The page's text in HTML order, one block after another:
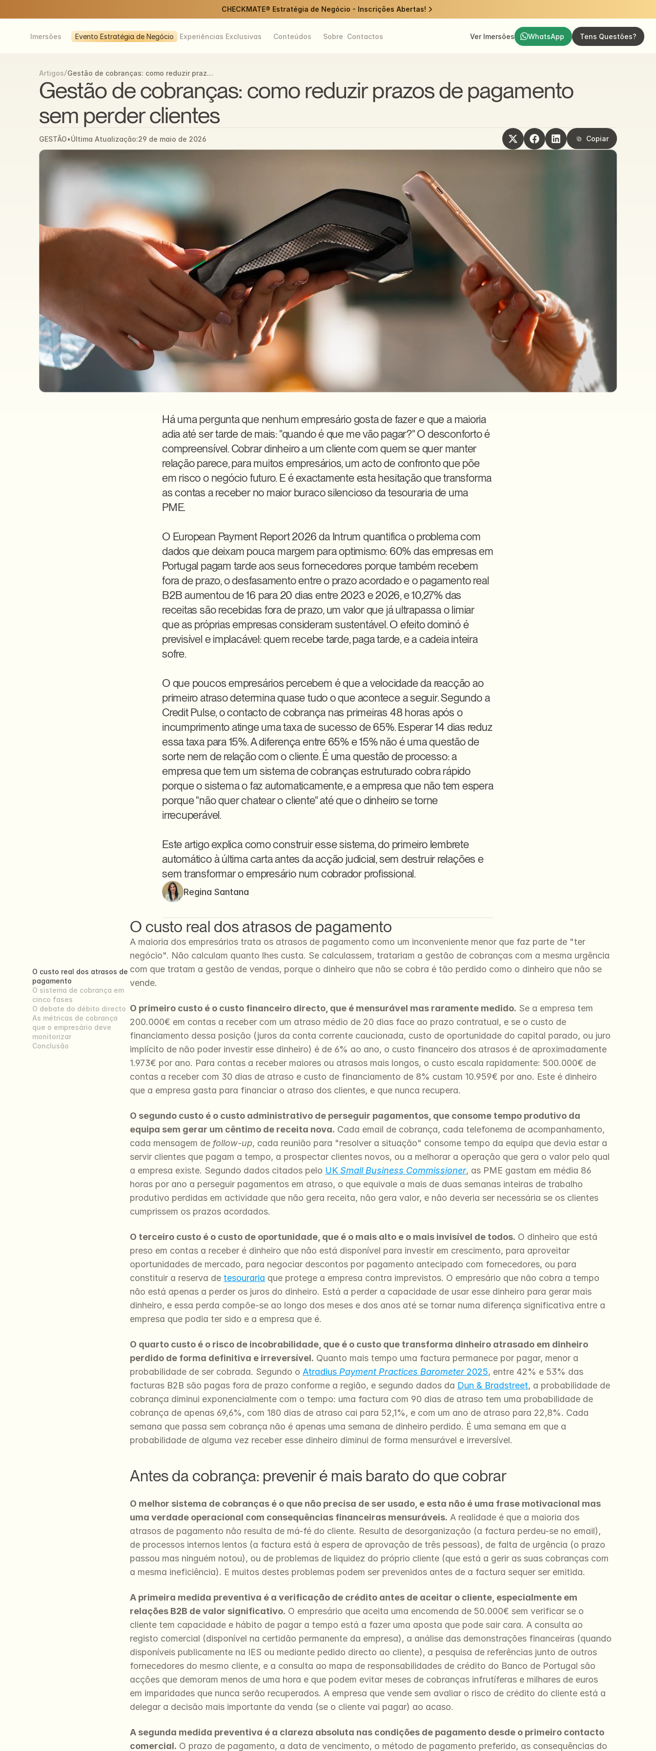
Imersões Evento Estratégia de Negócio Experiências Exclusivas Conteúdos Sobre Contactos Ver Imersões WhatsApp Tens Questões?
Artigos/Gestão de cobranças: como reduzir prazos
de pagamento sem perder clientes
Gestão de cobranças: como reduzir prazos de pagamento
sem perder clientes
GESTÃO•Última Atualização:29 de maio de 2026 Copiar
Copiar
Há uma pergunta que nenhum empresário gosta de fazer e que a maioria
adia até ser tarde de mais: "quando é que me vão pagar?" O desconforto é
compreensível. Cobrar dinheiro a um cliente com quem se quer manter
relação parece, para muitos empresários, um acto de confronto que põe
em risco o negócio futuro. E é exactamente esta hesitação que transforma
as contas a receber no maior buraco silencioso da tesouraria de uma
PME.
O European Payment Report 2026 da Intrum quantifica o problema com
dados que deixam pouca margem para optimismo: 60% das empresas em
Portugal pagam tarde aos seus fornecedores porque também recebem
fora de prazo, o desfasamento entre o prazo acordado e o pagamento real
B2B aumentou de 16 para 20 dias entre 2023 e 2026, e 10,27% das
receitas são recebidas fora de prazo, um valor que já ultrapassa o limiar
que as próprias empresas consideram sustentável. O efeito dominó é
previsível e implacável: quem recebe tarde, paga tarde, e a cadeia inteira
sofre.
O que poucos empresários percebem é que a velocidade da reacção ao
primeiro atraso determina quase tudo o que acontece a seguir. Segundo a
Credit Pulse, o contacto de cobrança nas primeiras 48 horas após o
incumprimento atinge uma taxa de sucesso de 65%. Esperar 14 dias reduz
essa taxa para 15%. A diferença entre 65% e 15% não é uma questão de
sorte nem de relação com o cliente. É uma questão de processo: a
empresa que tem um sistema de cobranças estruturado cobra rápido
porque o sistema o faz automaticamente, e a empresa que não tem espera
porque "não quer chatear o cliente" até que o dinheiro se torne
irrecuperável.
Este artigo explica como construir esse sistema, do primeiro lembrete
automático à última carta antes da acção judicial, sem destruir relações e
sem transformar o empresário num cobrador profissional.
Regina Santana
O custo real dos atrasos de
pagamento
O sistema de cobrança em
cinco fases
O debate do débito directo
As métricas de cobrança
que o empresário deve
monitorizar
Conclusão
O custo real dos atrasos de pagamento
A maioria dos empresários trata os atrasos de pagamento como um inconveniente menor que faz parte de "ter
negócio". Não calculam quanto lhes custa. Se calculassem, tratariam a gestão de cobranças com a mesma urgência
com que tratam a gestão de vendas, porque o dinheiro que não se cobra é tão perdido como o dinheiro que não se
vende.
O primeiro custo é o custo financeiro directo, que é mensurável mas raramente medido. Se a empresa tem
200.000€ em contas a receber com um atraso médio de 20 dias face ao prazo contratual, e se o custo de
financiamento dessa posição (juros da conta corrente caucionada, custo de oportunidade do capital parado, ou juro
implícito de não poder investir esse dinheiro) é de 6% ao ano, o custo financeiro dos atrasos é de aproximadamente
1.973€ por ano. Para contas a receber maiores ou atrasos mais longos, o custo escala rapidamente: 500.000€ de
contas a receber com 30 dias de atraso e custo de financiamento de 8% custam 10.959€ por ano. Este é dinheiro
que a empresa gasta para financiar o atraso dos clientes, e que nunca recupera.
O segundo custo é o custo administrativo de perseguir pagamentos, que consome tempo produtivo da
equipa sem gerar um cêntimo de receita nova. Cada email de cobrança, cada telefonema de acompanhamento,
cada mensagem de follow-up, cada reunião para "resolver a situação" consome tempo da equipa que devia estar a
servir clientes que pagam a tempo, a prospectar clientes novos, ou a melhorar a operação que gera o valor pelo qual
a empresa existe. Segundo dados citados pelo UK Small Business Commissioner, as PME gastam em média 86
horas por ano a perseguir pagamentos em atraso, o que equivale a mais de duas semanas inteiras de trabalho
produtivo perdidas em actividade que não gera receita, não gera valor, e não deveria ser necessária se os clientes
cumprissem os prazos acordados.
O terceiro custo é o custo de oportunidade, que é o mais alto e o mais invisível de todos. O dinheiro que está
preso em contas a receber é dinheiro que não está disponível para investir em crescimento, para aproveitar
oportunidades de mercado, para negociar descontos por pagamento antecipado com fornecedores, ou para
constituir a reserva de tesouraria que protege a empresa contra imprevistos. O empresário que não cobra a tempo
não está apenas a perder os juros do dinheiro. Está a perder a capacidade de usar esse dinheiro para gerar mais
dinheiro, e essa perda compõe-se ao longo dos meses e dos anos até se tornar numa diferença significativa entre a
empresa que podia ter sido e a empresa que é.
O quarto custo é o risco de incobrabilidade, que é o custo que transforma dinheiro atrasado em dinheiro
perdido de forma definitiva e irreversível. Quanto mais tempo uma factura permanece por pagar, menor a
probabilidade de ser cobrada. Segundo o Atradius Payment Practices Barometer 2025, entre 42% e 53% das
facturas B2B são pagas fora de prazo conforme a região, e segundo dados da Dun & Bradstreet, a probabilidade de
cobrança diminui exponencialmente com o tempo: uma factura com 90 dias de atraso tem uma probabilidade de
cobrança de apenas 69,6%, com 180 dias de atraso cai para 52,1%, e com um ano de atraso para 22,8%. Cada
semana que passa sem cobrança não é apenas uma semana de dinheiro perdido. É uma semana em que a
probabilidade de alguma vez receber esse dinheiro diminui de forma mensurável e irreversível.
Antes da cobrança: prevenir é mais barato do que cobrar
O melhor sistema de cobranças é o que não precisa de ser usado, e esta não é uma frase motivacional mas
uma verdade operacional com consequências financeiras mensuráveis. A realidade é que a maioria dos
atrasos de pagamento não resulta de má-fé do cliente. Resulta de desorganização (a factura perdeu-se no email),
de processos internos lentos (a factura está à espera de aprovação de três pessoas), de falta de urgência (o prazo
passou mas ninguém notou), ou de problemas de liquidez do próprio cliente (que está a gerir as suas cobranças com
a mesma ineficiência). E muitos destes problemas podem ser prevenidos antes de a factura sequer ser emitida.
A primeira medida preventiva é a verificação de crédito antes de aceitar o cliente, especialmente em
relações B2B de valor significativo. O empresário que aceita uma encomenda de 50.000€ sem verificar se o
cliente tem capacidade e hábito de pagar a tempo está a fazer uma aposta que pode sair cara. A consulta ao
registo comercial (disponível na certidão permanente da empresa), a análise das demonstrações financeiras (quando
disponíveis publicamente na IES ou mediante pedido directo ao cliente), a pesquisa de referências junto de outros
fornecedores do mesmo cliente, e a consulta ao mapa de responsabilidades de crédito do Banco de Portugal são
acções que demoram menos de uma hora e que podem evitar meses de cobranças infrutíferas e milhares de euros
em imparidades que nunca serão recuperados. A empresa que vende sem avaliar o risco de crédito do cliente está a
delegar a decisão mais importante da venda (se o cliente vai pagar) ao acaso.
A segunda medida preventiva é a clareza absoluta nas condições de pagamento desde o primeiro contacto
comercial. O prazo de pagamento, a data de vencimento, o método de pagamento preferido, as consequências do
CHECKMATE® Estratégia de Negócio - Inscrições Abertas!